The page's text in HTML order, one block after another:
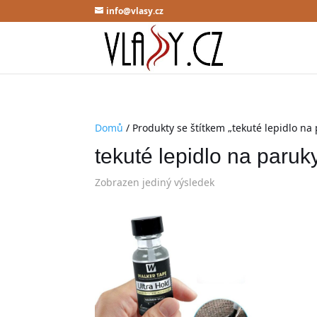
info@vlasy.cz
Domů / Produkty se štítkem „tekuté lepidlo na
tekuté lepidlo na
Zobrazen jediný výsledek